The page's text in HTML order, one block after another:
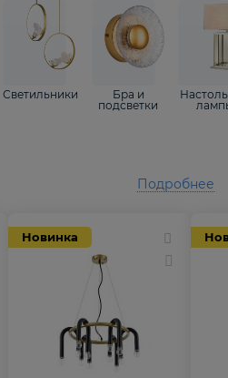
Светильники
Бра и
подсветки
Новинка
Подробнее